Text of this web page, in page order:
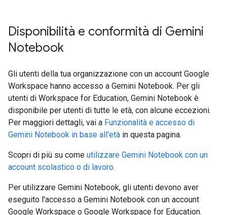
Disponibilità e conformità di Gemini
Notebook
Gli utenti della tua organizzazione con un account Google
Workspace hanno accesso a Gemini Notebook. Per gli
utenti di Workspace for Education, Gemini Notebook è
disponibile per utenti di tutte le età, con alcune eccezioni.
Per maggiori dettagli, vai a Funzionalità e accesso di
Gemini Notebook in base all'età in questa pagina.
Scopri di più su come utilizzare Gemini Notebook con un
account scolastico o di lavoro.
Per utilizzare Gemini Notebook, gli utenti devono aver
eseguito l'accesso a Gemini Notebook con un account
Google Workspace o Google Workspace for Education.